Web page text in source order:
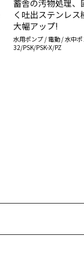
蓄舎の汚物処理、
く吐出ステンレ
大幅アップ!
水用ポンプ / 電動 / 水中
32/PSK/PSK-X/PZ